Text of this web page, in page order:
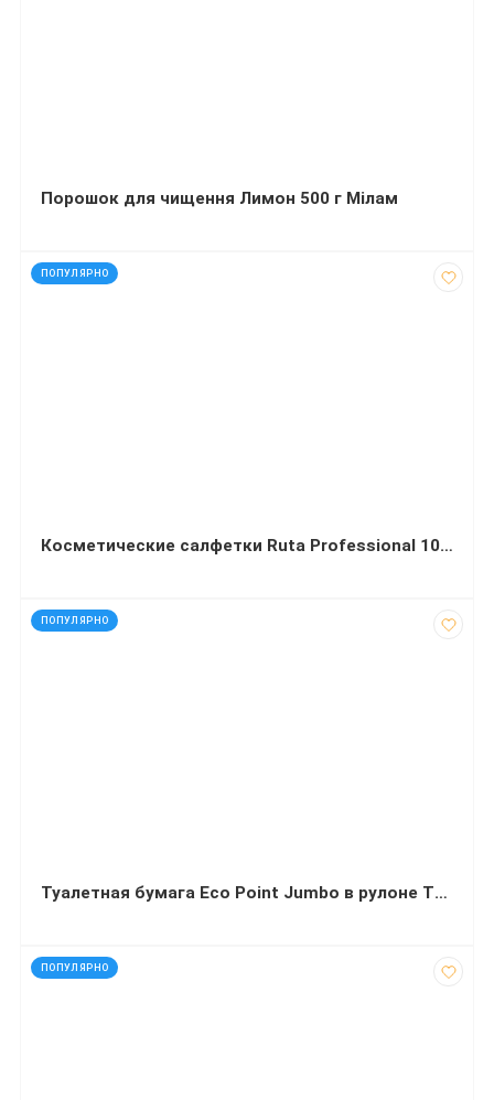
Порошок для чищення Лимон 500 г Мілам
ПОПУЛЯРНО
код: 40774
Косметические салфетки Ruta Professional 100 л двухслойные No Name белые пенал
ПОПУЛЯРНО
код: 50194
Туалетная бумага Eco Point Jumbo в рулоне ТБМК-150 однослойная макулатурная
ПОПУЛЯРНО
код: 12216